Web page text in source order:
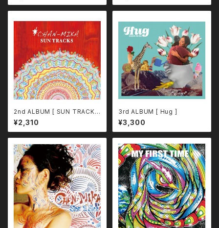
2nd ALBUM [ SUN TRACKS
]
¥2,310
3rd ALBUM [ Hug ]
¥3,300